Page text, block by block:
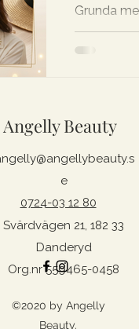
Grunda
Fuska
solkysst
Angelly Beauty
e
0724-03 12 80
Svärdvägen 21, 182 33
Danderyd
Org.nr 559465-0458
©2020 by Angelly
Beauty.